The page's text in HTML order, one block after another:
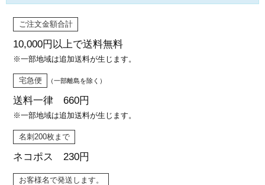
ご注文金額合計
10,000円以上で送料無料
※一部地域は追加送料が生じます。
宅急便 （一部離島を除く）
送料一律 660円
※一部地域は追加送料が生じます。
名刺200枚まで
ネコポス 230円
お客様名で発送します。